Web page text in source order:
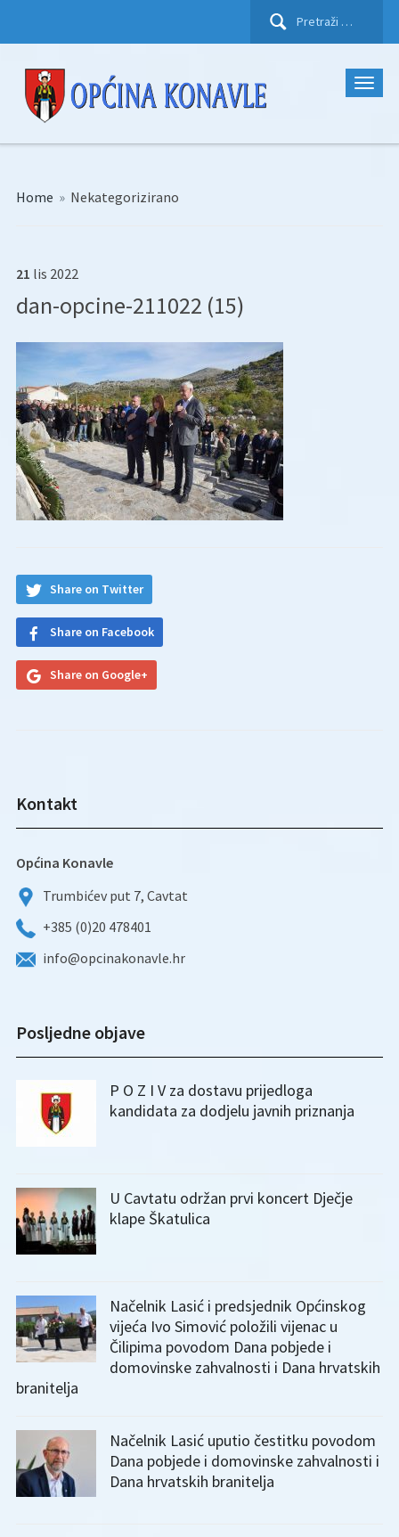
Pretraži:
Home » Nekategorizirano
21 lis 2022
dan-opcine-211022 (15)
Share on Twitter
Share on Facebook
Share on Google+
Kontakt
Općina Konavle
Trumbićev put 7, Cavtat
+385 (0)20 478401
info@opcinakonavle.hr
Posljedne objave
P O Z I V za dostavu prijedloga
kandidata za dodjelu javnih priznanja
U Cavtatu održan prvi koncert Dječje
klape Škatulica
Načelnik Lasić i predsjednik Općinskog
vijeća Ivo Simović položili vijenac u
Čilipima povodom Dana pobjede i
domovinske zahvalnosti i Dana hrvatskih
branitelja
Načelnik Lasić uputio čestitku povodom
Dana pobjede i domovinske zahvalnosti i
Dana hrvatskih branitelja